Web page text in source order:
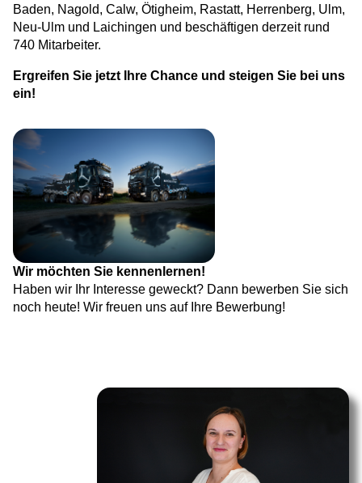
Baden, Nagold, Calw, Ötigheim, Rastatt, Herrenberg, Ulm,
Neu-Ulm und Laichingen und beschäftigen derzeit rund
740 Mitarbeiter.
Ergreifen Sie jetzt Ihre Chance und steigen Sie bei uns
ein!
Wir möchten Sie kennenlernen!
Haben wir Ihr Interesse geweckt? Dann bewerben Sie sich
noch heute! Wir freuen uns auf Ihre Bewerbung!